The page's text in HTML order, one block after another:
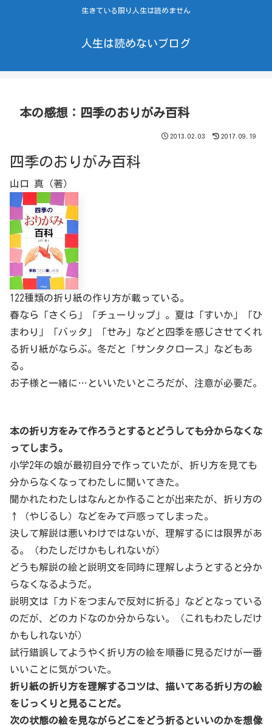
生きている限り人生は読めません
人生は読めないブログ
本の感想：四季のおりがみ百科
2013.02.03 2017.09.19
四季のおりがみ百科
山口 真（著）
122種類の折り紙の作り方が載っている。
春なら「さくら」「チューリップ」。夏は「すいか」「ひ
まわり」「バッタ」「せみ」などと四季を感じさせてくれ
る折り紙がならぶ。冬だと「サンタクロース」などもあ
る。
お子様と一緒に…といいたいところだが、注意が必要だ。
本の折り方をみて作ろうとするとどうしても分からなくな
ってしまう。
小学2年の娘が最初自分で作っていたが、折り方を見ても
分からなくなってわたしに聞いてきた。
聞かれたわたしはなんとか作ることが出来たが、折り方の
↑（やじるし）などをみて戸惑ってしまった。
決して解説は悪いわけではないが、理解するには限界があ
る。（わたしだけかもしれないが）
どうも解説の絵と説明文を同時に理解しようとすると分か
らなくなるようだ。
説明文は「カドをつまんで反対に折る」などとなっている
のだが、どのカドなのか分からない。（これもわたしだけ
かもしれないが）
試行錯誤してようやく折り方の絵を順番に見るだけが一番
いいことに気がついた。
折り紙の折り方を理解するコツは、描いてある折り方の絵
をじっくりと見ることだ。
次の状態の絵を見ながらどこをどう折るといいのかを想像